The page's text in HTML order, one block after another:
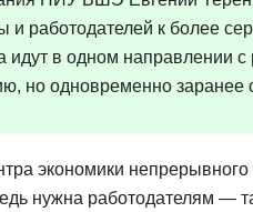
и работодателей к более
идут в одном направлении
но одновременно заранее
экономики
нужна работодателям —